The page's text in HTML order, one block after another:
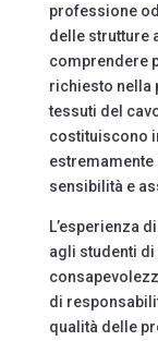
professione
delle strutture
comprendere
richiesto nella
tessuti del
costituiscono
sensibilità e
L’esperienza
agli studenti
di
qualità delle